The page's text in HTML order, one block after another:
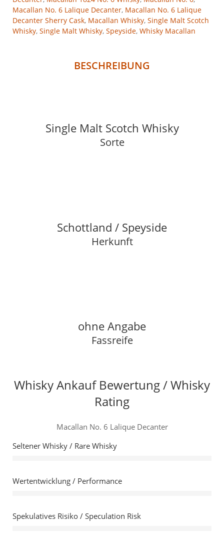
Macallan No. 6 Lalique Decanter, Macallan No. 6 Lalique
Decanter Sherry Cask, Macallan Whisky, Single Malt Scotch
Whisky, Single Malt Whisky, Speyside, Whisky Macallan
BESCHREIBUNG
Single Malt Scotch Whisky
Sorte
Schottland / Speyside
Herkunft
ohne Angabe
Fassreife
Whisky Ankauf Bewertung / Whisky
Rating
Macallan No. 6 Lalique Decanter
Seltener Whisky / Rare Whisky
Wertentwicklung / Performance
Spekulatives Risiko / Speculation Risk